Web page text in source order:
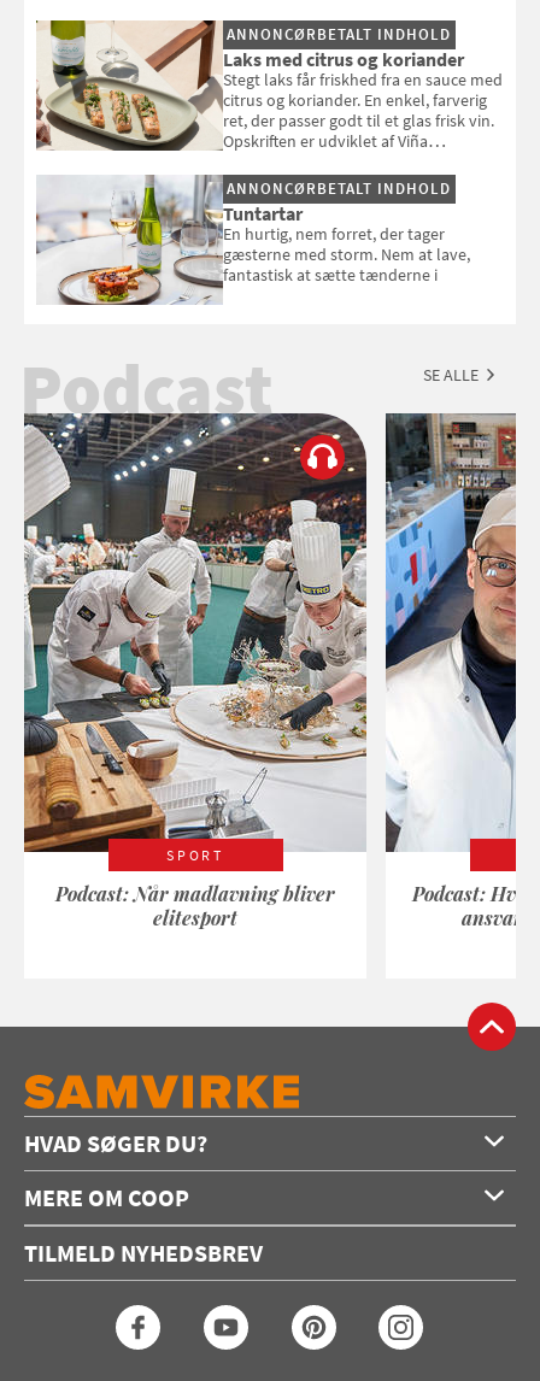
selvstændigt måltid. Opskriften er fra
Louisa Lorangs kogebog "Salat".
ANNONCØRBETALT INDHOLD
Laks med citrus og koriander
Stegt laks får friskhed fra en sauce med
citrus og koriander. En enkel, farverig
ret, der passer godt til et glas frisk vin.
Opskriften er udviklet af Viña
ANNONCØRBETALT INDHOLD
Tuntartar
En hurtig, nem forret, der tager
gæsterne med storm. Nem at lave,
fantastisk at sætte tænderne i
Podcast SE ALLE
SPORT
Podcast: Når madlavning bliver
elitesport
Podcast:
HVAD SØGER DU?
Forside
Opskrifter
Konkurrencer
MERE OM COOP
Annoncering
Coop medlem
TILMELD NYHEDSBREV